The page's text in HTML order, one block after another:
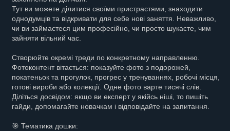
Тут ви можете ділитися своїми пристрастями, знаходити
однодумців та відкривати для себе нові заняття. Неважливо,
чи ви займаєтеся цим професійно, чи просто шукаєте, чим
зайняти вільний час.
Створюйте окремі треди по конкретному направленню.
Фотоконтент вітається: показуйте фото з подорожей,
покатеньок та прогулок, прогрес у тренуваннях, робочі місця,
готові вироби або колекції. Одне фото варте тисячі слів.
Діліться досвідом: якщо ви експерт у якійсь ніші, то пишіть
гайди, допомагайте новачкам і відповідайте на запитання.
🎯 Тематика дошки: